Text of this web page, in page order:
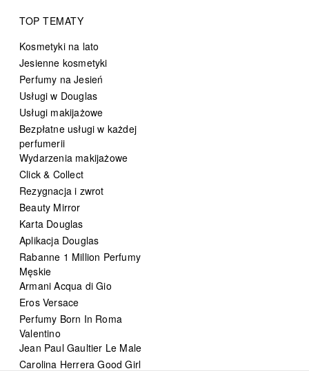
TOP TEMATY
Kosmetyki na lato
Jesienne kosmetyki
Perfumy na Jesień
Usługi w Douglas
Usługi makijażowe
Bezpłatne usługi w każdej
perfumerii
Wydarzenia makijażowe
Click & Collect
Rezygnacja i zwrot
Beauty Mirror
Karta Douglas
Aplikacja Douglas
Rabanne 1 Million Perfumy
Męskie
Armani Acqua di Gio
Eros Versace
Perfumy Born In Roma
Valentino
Jean Paul Gaultier Le Male
Carolina Herrera Good Girl